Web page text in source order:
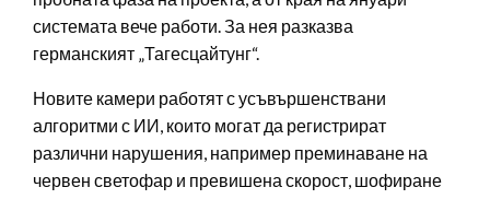
системата вече работи. За нея разказва
германският „Тагесцайтунг“.
Новите камери работят с усъвършенствани
алгоритми с ИИ, които могат да регистрират
различни нарушения, например преминаване на
червен светофар и превишена скорост, шофиране